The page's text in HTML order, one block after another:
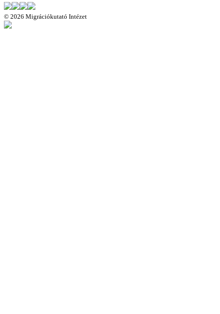
© 2026 Migrációkutató Intézet